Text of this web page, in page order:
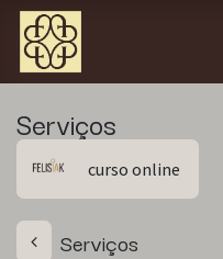
Pular para o conteúdo
​Serviços
curso online
​Serviços